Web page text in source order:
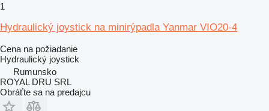
1
Hydraulický joystick na minirýpadla Yanmar VIO20-4
Cena na požiadanie
Hydraulický joystick
Rumunsko
ROYAL DRU SRL
Obráťte sa na predajcu